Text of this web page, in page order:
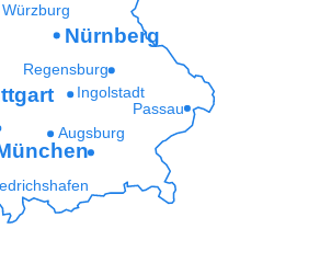
Augsburg
Passau
Ingolstadt
Regensburg
Würzburg
Nürnberg